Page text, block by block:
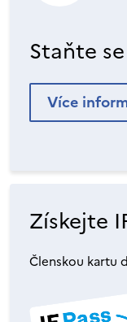
Staňte
Více
Získejte
Členskou kartu